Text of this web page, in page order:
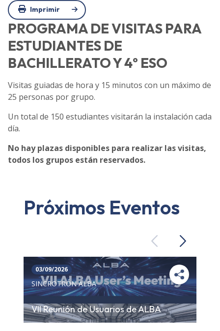
Imprimir
PROGRAMA DE VISITAS PARA
ESTUDIANTES DE
BACHILLERATO Y 4º ESO
Visitas guiadas de hora y 15 minutos con un máximo de
25 personas por grupo.
Un total de 150 estudiantes visitarán la instalación cada
día.
No hay plazas disponibles para realizar las visitas,
todos los grupos están reservados.
Próximos Eventos
PreviousNext
03/09/2026
SINCROTRÓN ALBA
VII Reunión de Usuarios de ALBA